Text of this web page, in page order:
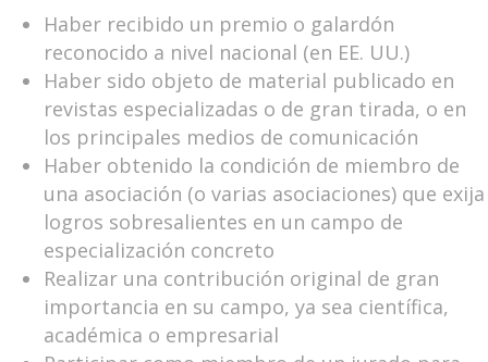
Haber recibido un premio o galardón
reconocido a nivel nacional (en EE. UU.)
Haber sido objeto de material publicado en
revistas especializadas o de gran tirada, o en
los principales medios de comunicación
Haber obtenido la condición de miembro de
una asociación (o varias asociaciones) que exija
logros sobresalientes en un campo de
especialización concreto
Realizar una contribución original de gran
importancia en su campo, ya sea científica,
académica o empresarial